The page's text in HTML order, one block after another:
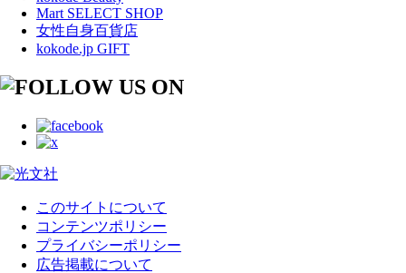
Mart SELECT SHOP
女性自身百貨店
kokode.jp GIFT
このサイトについて
コンテンツポリシー
プライバシーポリシー
広告掲載について